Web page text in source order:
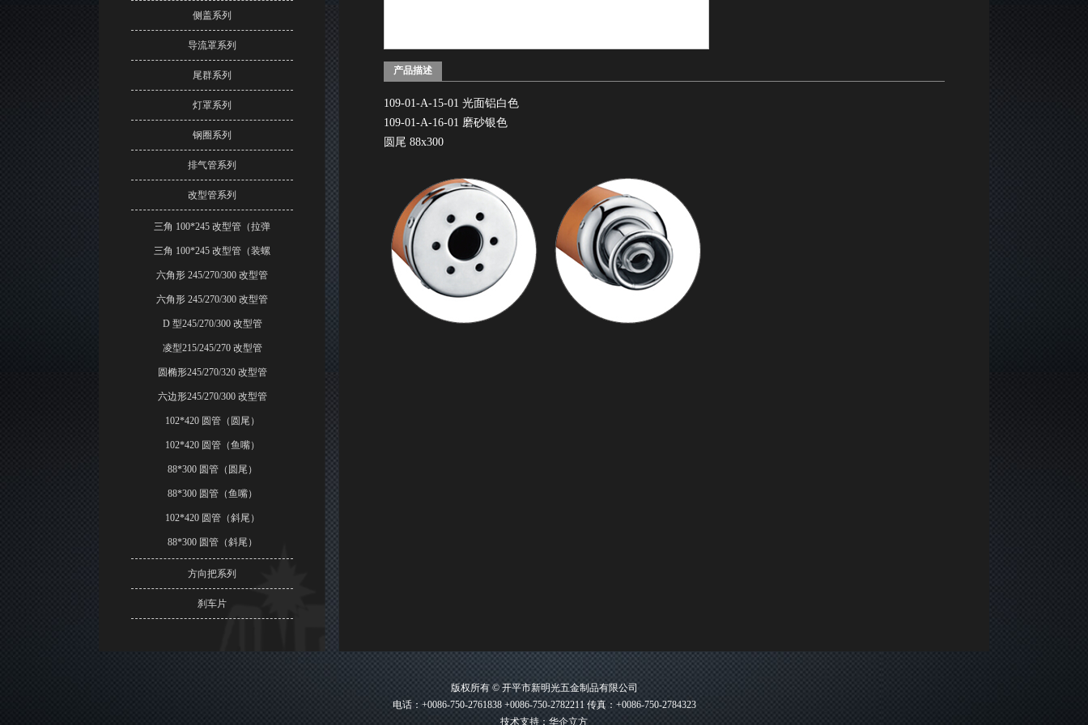
侧盖系列
导流罩系列
尾群系列
灯罩系列
钢圈系列
排气管系列
改型管系列
三角 100*245 改型管（拉弹
三角 100*245 改型管（装螺
六角形 245/270/300 改型管
六角形 245/270/300 改型管
D 型245/270/300 改型管
凌型215/245/270 改型管
圆椭形245/270/320 改型管
六边形245/270/300 改型管
102*420 圆管（圆尾）
102*420 圆管（鱼嘴）
88*300 圆管（圆尾）
88*300 圆管（鱼嘴）
102*420 圆管（斜尾）
88*300 圆管（斜尾）
方向把系列
刹车片
产品描述
109-01-A-15-01 光面铝白色
109-01-A-16-01 磨砂银色
圆尾 88x300
版权所有 © 开平市新明光五金制品有限公司
电话：+0086-750-2761838 +0086-750-2782211 传真：+0086-750-2784323
技术支持：华企立方